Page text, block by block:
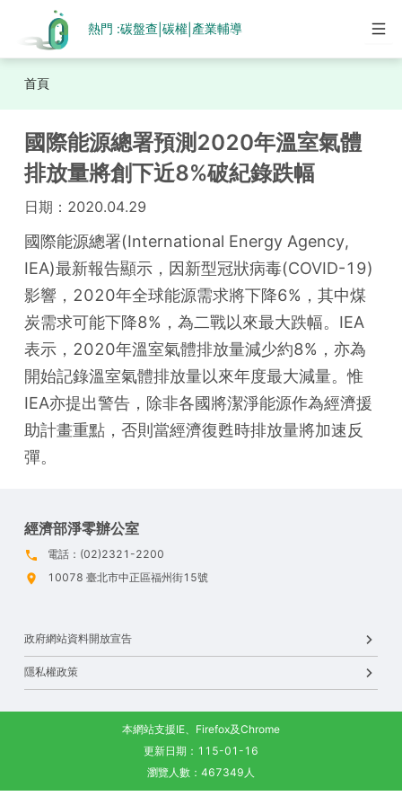
熱門 :碳盤查 碳權| 產業輔導
首頁
國際能源總署預測2020年溫室氣體
排放量將創下近8%破紀錄跌幅
日期： 2020.04.29
國際能源總署(International Energy Agency,
IEA)最新報告顯示，因新型冠狀病毒(COVID-19)
影響，2020年全球能源需求將下降6%，其中煤
炭需求可能下降8%，為二戰以來最大跌幅。IEA
表示，2020年溫室氣體排放量減少約8%，亦為
開始記錄溫室氣體排放量以來年度最大減量。惟
IEA亦提出警告，除非各國將潔淨能源作為經濟援
助計畫重點，否則當經濟復甦時排放量將加速反
彈。
經濟部淨零辦公室
電話：(02)2321-2200
10078 臺北市中正區福州街15號
政府網站資料開放宣告
隱私權政策
本網站支援IE、Firefox及Chrome
更新日期：115-01-16
瀏覽人數：467349人